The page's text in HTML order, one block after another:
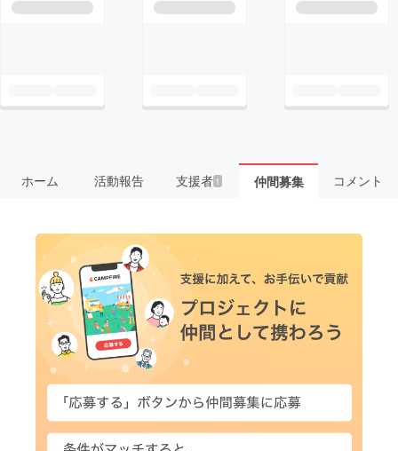
ホーム 活動報告 支援者 1 仲間募集 コメント